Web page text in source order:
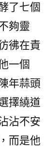
了七個
夠靈
彿在責
一個
年蒜頭
擇繞道
沾不安
而是他